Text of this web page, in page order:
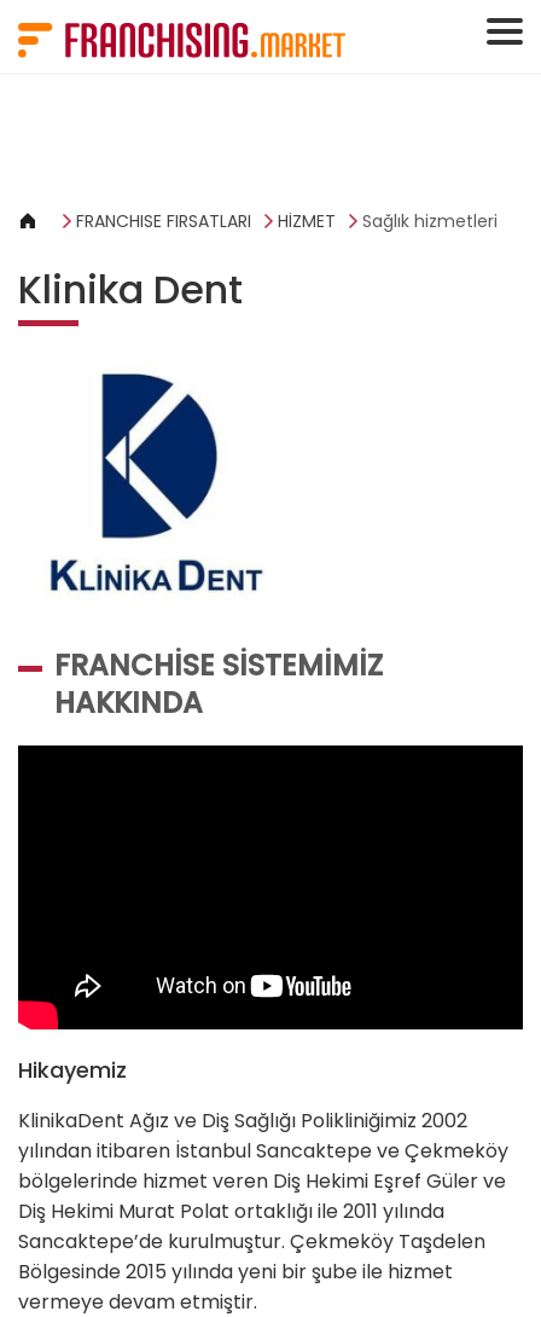
FRANCHISE FIRSATLARI HİZMET Sağlık hizmetleri
Klinika Dent
FRANCHISE SISTEMIMIZ
HAKKINDA
Hikayemiz
KlinikaDent Ağız ve Diş Sağlığı Polikliniğimiz 2002
yılından itibaren İstanbul Sancaktepe ve Çekmeköy
bölgelerinde hizmet veren Diş Hekimi Eşref Güler ve
Diş Hekimi Murat Polat ortaklığı ile 2011 yılında
Sancaktepe’de kurulmuştur. Çekmeköy Taşdelen
Bölgesinde 2015 yılında yeni bir şube ile hizmet
vermeye devam etmiştir.